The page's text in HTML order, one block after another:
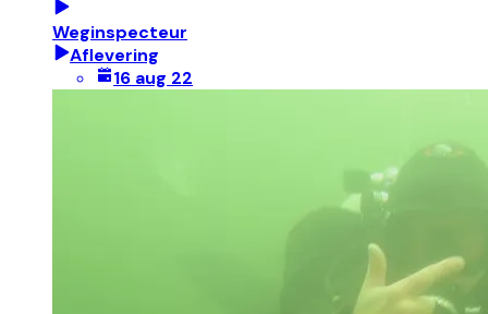
Weginspecteur
Aflevering
16 aug 22